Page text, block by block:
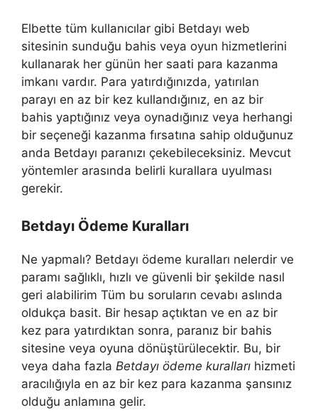
Elbette tüm kullanıcılar gibi Betdayı web
sitesinin sunduğu bahis veya oyun hizmetlerini
kullanarak her günün her saati para kazanma
imkanı vardır. Para yatırdığınızda, yatırılan
parayı en az bir kez kullandığınız, en az bir
bahis yaptığınız veya oynadığınız veya herhangi
bir seçeneği kazanma fırsatına sahip olduğunuz
anda Betdayı paranızı çekebileceksiniz. Mevcut
yöntemler arasında belirli kurallara uyulması
gerekir.
Betdayı Ödeme Kuralları
Ne yapmalı? Betdayı ödeme kuralları nelerdir ve
paramı sağlıklı, hızlı ve güvenli bir şekilde nasıl
geri alabilirim Tüm bu soruların cevabı aslında
oldukça basit. Bir hesap açtıktan ve en az bir
kez para yatırdıktan sonra, paranız bir bahis
sitesine veya oyuna dönüştürülecektir. Bu, bir
veya daha fazla Betdayı ödeme kuralları hizmeti
aracılığıyla en az bir kez para kazanma şansınız
olduğu anlamına gelir.